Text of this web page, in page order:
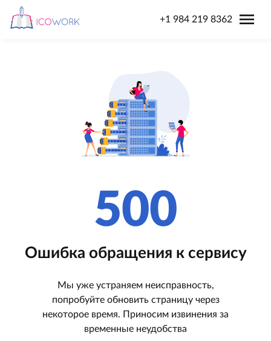
+1 984 219 8362 menu
500
Ошибка обращения к сервису
Мы уже устраняем неисправность,
попробуйте обновить страницу через
некоторое время. Приносим извинения за
временные неудобства